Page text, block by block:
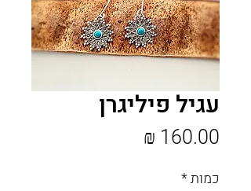
עגיל פיליגרן
כמות*